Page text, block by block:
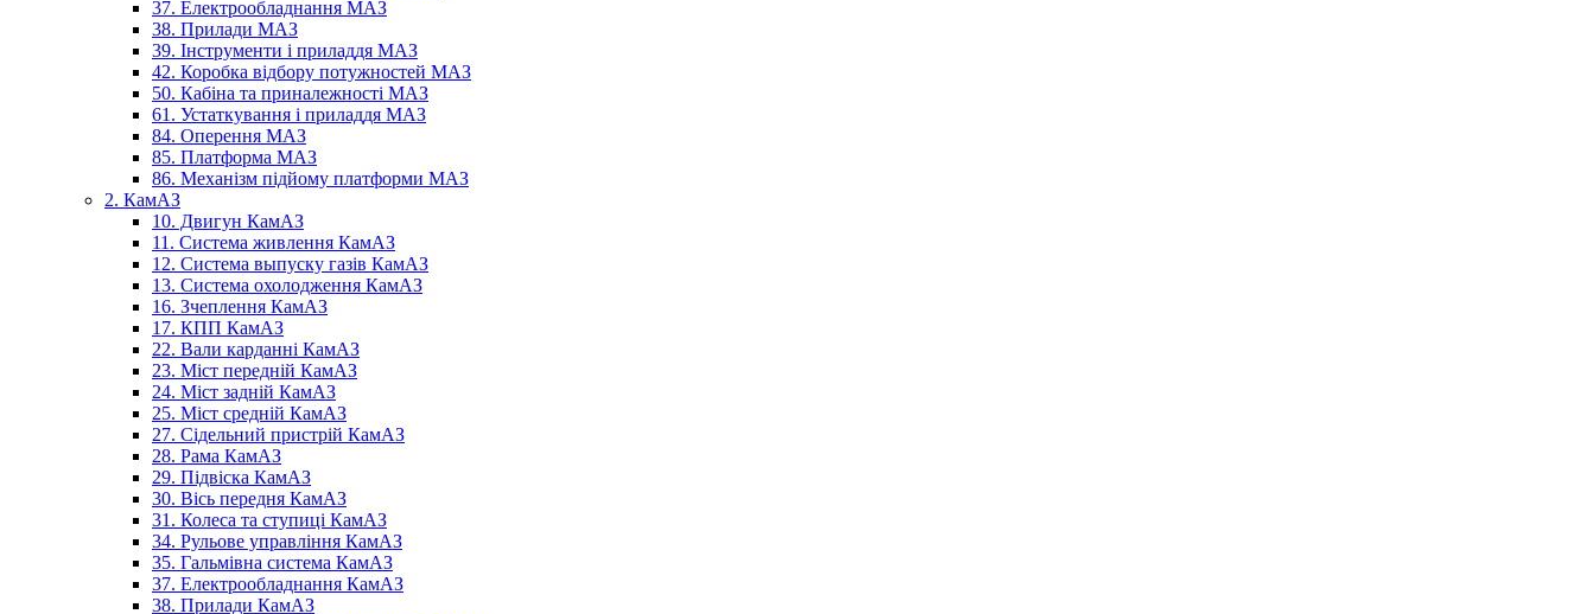
37. Електрообладнання МАЗ
38. Прилади МАЗ
39. Інструменти і приладдя МАЗ
42. Коробка відбору потужностей МАЗ
50. Кабіна та приналежності МАЗ
61. Устаткування і приладдя МАЗ
84. Оперення МАЗ
85. Платформа МАЗ
86. Механізм підйому платформи МАЗ
2. КамАЗ
10. Двигун КамАЗ
11. Система живлення КамАЗ
12. Система выпуску газів КамАЗ
13. Система охолодження КамАЗ
16. Зчеплення КамАЗ
17. КПП КамАЗ
22. Вали карданні КамАЗ
23. Міст передній КамАЗ
24. Міст задній КамАЗ
25. Міст средній КамАЗ
27. Сідельний пристрій КамАЗ
28. Рама КамАЗ
29. Підвіска КамАЗ
30. Вісь передня КамАЗ
31. Колеса та ступиці КамАЗ
34. Рульове управління КамАЗ
35. Гальмівна система КамАЗ
37. Електрообладнання КамАЗ
38. Прилади КамАЗ